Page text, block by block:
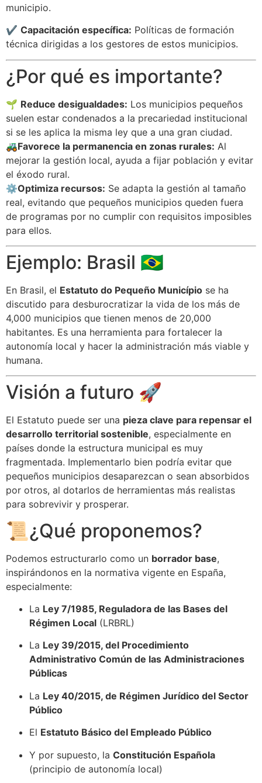
municipio.
✔️ Capacitación específica: Políticas de formación
técnica dirigidas a los gestores de estos municipios.
¿Por qué es importante?
🌱 Reduce desigualdades: Los municipios pequeños
suelen estar condenados a la precariedad institucional
si se les aplica la misma ley que a una gran ciudad.
🚜Favorece la permanencia en zonas rurales: Al
mejorar la gestión local, ayuda a fijar población y evitar
el éxodo rural.
⚙️Optimiza recursos: Se adapta la gestión al tamaño
real, evitando que pequeños municipios queden fuera
de programas por no cumplir con requisitos imposibles
para ellos.
Ejemplo: Brasil 🇧🇷
En Brasil, el Estatuto do Pequeño Município se ha
discutido para desburocratizar la vida de los más de
4,000 municipios que tienen menos de 20,000
habitantes. Es una herramienta para fortalecer la
autonomía local y hacer la administración más viable y
humana.
Visión a futuro 🚀
El Estatuto puede ser una pieza clave para repensar el
desarrollo territorial sostenible, especialmente en
países donde la estructura municipal es muy
fragmentada. Implementarlo bien podría evitar que
pequeños municipios desaparezcan o sean absorbidos
por otros, al dotarlos de herramientas más realistas
para sobrevivir y prosperar.
📜¿Qué proponemos?
Podemos estructurarlo como un borrador base,
inspirándonos en la normativa vigente en España,
especialmente:
La Ley 7/1985, Reguladora de las Bases del
Régimen Local (LRBRL)
La Ley 39/2015, del Procedimiento
Administrativo Común de las Administraciones
Públicas
La Ley 40/2015, de Régimen Jurídico del Sector
Público
El Estatuto Básico del Empleado Público
Y por supuesto, la Constitución Española
(principio de autonomía local)